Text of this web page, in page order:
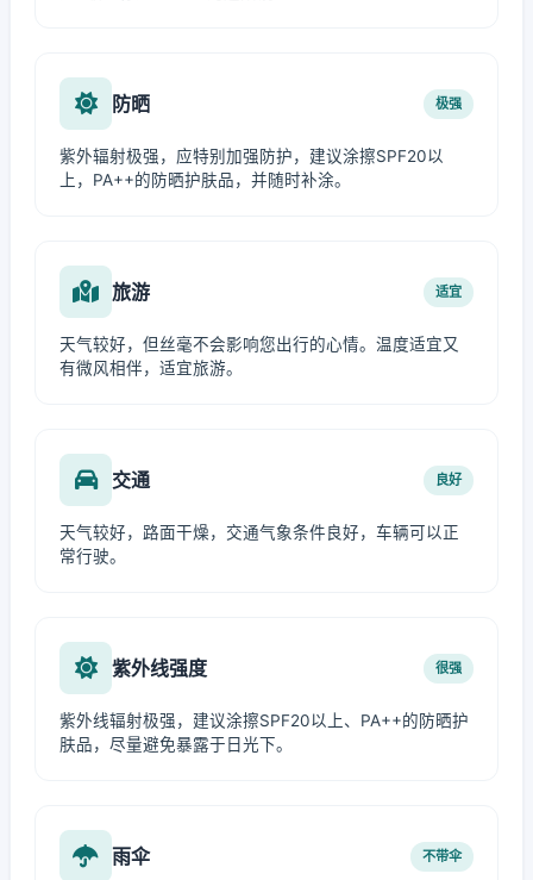
防晒 极强
紫外辐射极强，应特别加强防护，建议涂擦SPF20以
上，PA++的防晒护肤品，并随时补涂。
旅游 适宜
天气较好，但丝毫不会影响您出行的心情。温度适宜又
有微风相伴，适宜旅游。
交通 良好
天气较好，路面干燥，交通气象条件良好，车辆可以正
常行驶。
紫外线强度 很强
紫外线辐射极强，建议涂擦SPF20以上、PA++的防晒护
肤品，尽量避免暴露于日光下。
雨伞 不带伞